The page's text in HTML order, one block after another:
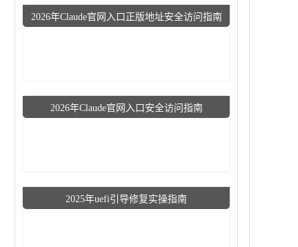
2026年Claude官网入口正版地址安全访问指南
2026年Claude官网入口安全访问指南
2025年uefi引导修复实操指南